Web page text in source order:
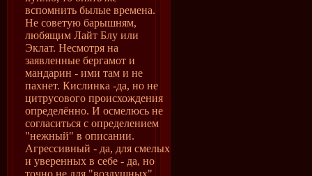
вспомнить былые времена.
Не советую барышням,
любящим Лайт Блу или
Эклат. Несмотря на
заявленные бергамот и
мандарин - ими там и не
пахнет. Кислинка -да, но не
цитрусового происхождения
определённо. И осмелюсь не
согласиться с определением
"нежный" в описании.
Агрессивный - да, для смелых
и уверенных в себе - да, но
точно не для "воздушных"